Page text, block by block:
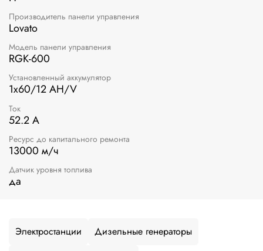
Производитель панели управления
Lovato
Модель панели управления
RGK-600
Установленный аккумулятор
1х60/12 AH/V
Ток
52.2 А
Ресурс до капитального ремонта
13000 м/ч
Датчик уровня топлива
да
Электростанции
Дизельные генераторы